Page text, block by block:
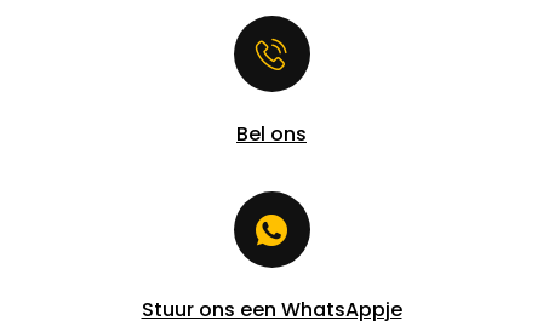
Bel ons
Stuur ons een WhatsAppje